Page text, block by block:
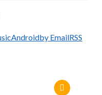
Androidby EmailRSS